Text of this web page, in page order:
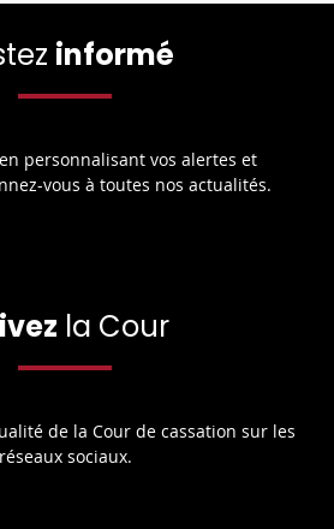
informé
personnalisant vos alertes et
vous à toutes nos actualités.
la Cour
de la Cour de cassation sur les
réseaux sociaux.